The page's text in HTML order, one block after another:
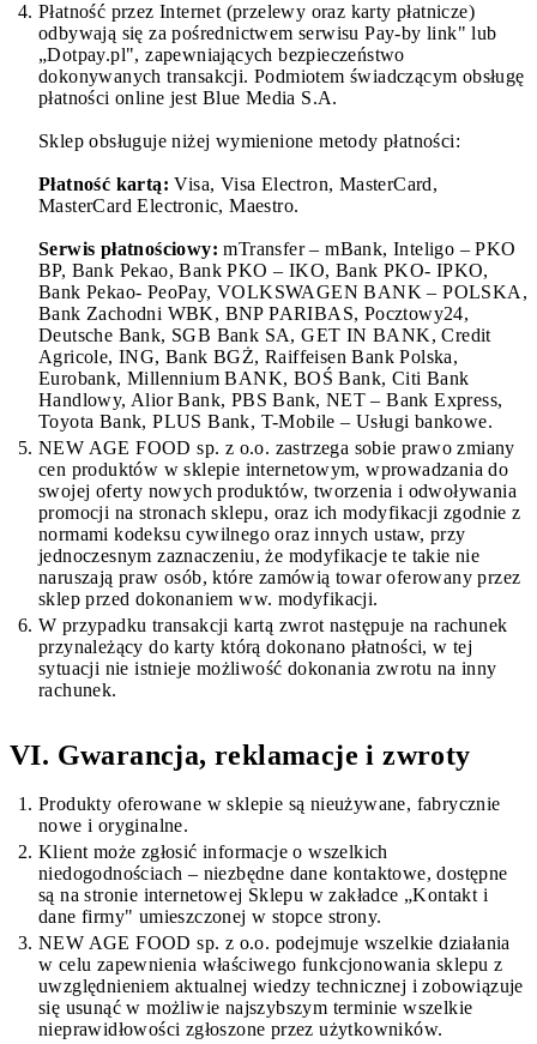
Płatność przez Internet (przelewy oraz karty płatnicze)
odbywają się za pośrednictwem serwisu Pay-by link" lub
„Dotpay.pl", zapewniających bezpieczeństwo
dokonywanych transakcji. Podmiotem świadczącym obsługę
płatności online jest Blue Media S.A.
Sklep obsługuje niżej wymienione metody płatności:
Płatność kartą: Visa, Visa Electron, MasterCard,
MasterCard Electronic, Maestro.
Serwis płatnościowy: mTransfer – mBank, Inteligo – PKO
BP, Bank Pekao, Bank PKO – IKO, Bank PKO- IPKO,
Bank Pekao- PeoPay, VOLKSWAGEN BANK – POLSKA,
Bank Zachodni WBK, BNP PARIBAS, Pocztowy24,
Deutsche Bank, SGB Bank SA, GET IN BANK, Credit
Agricole, ING, Bank BGŻ, Raiffeisen Bank Polska,
Eurobank, Millennium BANK, BOŚ Bank, Citi Bank
Handlowy, Alior Bank, PBS Bank, NET – Bank Express,
Toyota Bank, PLUS Bank, T-Mobile – Usługi bankowe.
NEW AGE FOOD sp. z o.o. zastrzega sobie prawo zmiany
cen produktów w sklepie internetowym, wprowadzania do
swojej oferty nowych produktów, tworzenia i odwoływania
promocji na stronach sklepu, oraz ich modyfikacji zgodnie z
normami kodeksu cywilnego oraz innych ustaw, przy
jednoczesnym zaznaczeniu, że modyfikacje te takie nie
naruszają praw osób, które zamówią towar oferowany przez
sklep przed dokonaniem ww. modyfikacji.
W przypadku transakcji kartą zwrot następuje na rachunek
przynależący do karty którą dokonano płatności, w tej
sytuacji nie istnieje możliwość dokonania zwrotu na inny
rachunek.
VI. Gwarancja, reklamacje i zwroty
Produkty oferowane w sklepie są nieużywane, fabrycznie
nowe i oryginalne.
Klient może zgłosić informacje o wszelkich
niedogodnościach – niezbędne dane kontaktowe, dostępne
są na stronie internetowej Sklepu w zakładce „Kontakt i
dane firmy" umieszczonej w stopce strony.
NEW AGE FOOD sp. z o.o. podejmuje wszelkie działania
w celu zapewnienia właściwego funkcjonowania sklepu z
uwzględnieniem aktualnej wiedzy technicznej i zobowiązuje
się usunąć w możliwie najszybszym terminie wszelkie
nieprawidłowości zgłoszone przez użytkowników.